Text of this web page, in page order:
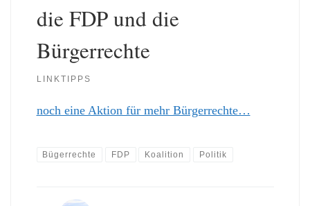
die FDP und die
Bürgerrechte
LINKTIPPS
noch eine Aktion für mehr Bürgerrechte…
Bügerrechte FDP Koalition Politik